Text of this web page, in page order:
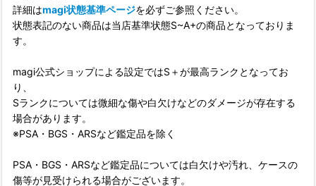
詳細はmagi状態基準ページを必ずご参照ください。
状態表記のない商品は当店基準状態S~A+の商品となっておりま
す。
magi公式ショップによる設定ではS＋が最高ランクとなってお
り、
Sランクについては微細な傷や白欠けなどのダメージが存在する
場合があります。
※PSA・BGS・ARSなど鑑定品を除く
PSA・BGS・ARSなど鑑定品については白欠けや汚れ、ケースの
傷等が見受けられる場合がございます。